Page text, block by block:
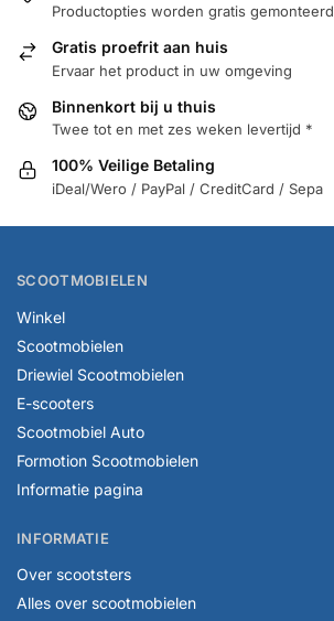
Productopties worden gratis gemonteerd
Gratis proefrit aan huis
Ervaar het product in uw omgeving
Binnenkort bij u thuis
Twee tot en met zes weken levertijd *
100% Veilige Betaling
iDeal/Wero / PayPal / CreditCard / Sepa
SCOOTMOBIELEN
Winkel
Scootmobielen
Driewiel Scootmobielen
E-scooters
Scootmobiel Auto
Formotion Scootmobielen
Informatie pagina
INFORMATIE
Over scootsters
Alles over scootmobielen